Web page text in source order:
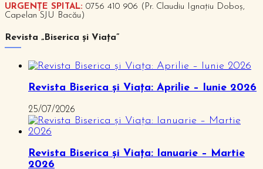
URGENȚE SPITAL: 0756 410 906 (Pr. Claudiu Ignațiu Doboș,
Capelan SJU Bacău)
Revista „Biserica și Viața”
Revista Biserica și Viața: Aprilie – Iunie 2026
25/07/2026
Revista Biserica și Viața: Ianuarie – Martie
2026